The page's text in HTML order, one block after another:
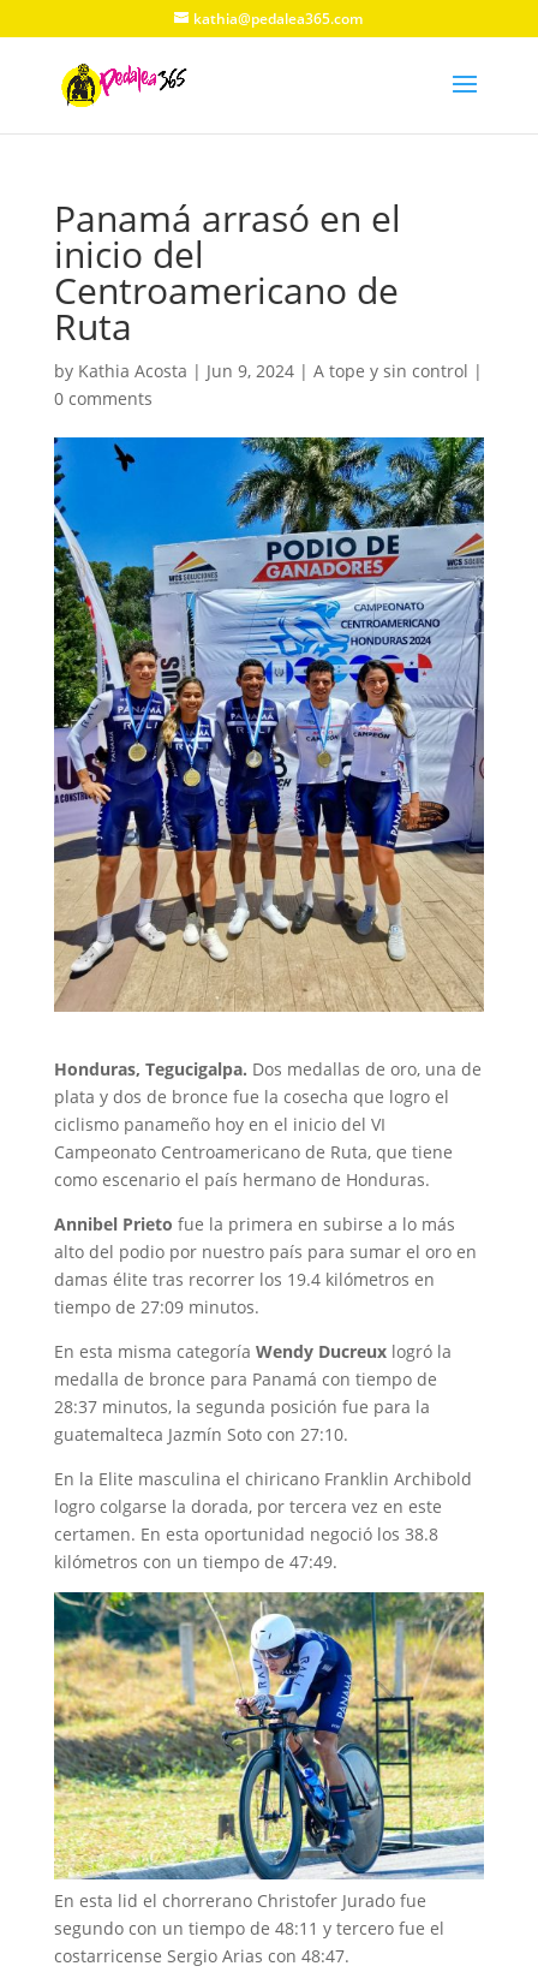
kathia@pedalea365.com
Panamá arrasó en el
inicio del
Centroamericano de
Ruta
by Kathia Acosta | Jun 9, 2024| A tope y sin control |
0 comments
Honduras, Tegucigalpa. Dos medallas de oro, una de
plata y dos de bronce fue la cosecha que logro el
ciclismo panameño hoy en el inicio del VI
Campeonato Centroamericano de Ruta, que tiene
como escenario el país hermano de Honduras.
Annibel Prieto fue la primera en subirse a lo más
alto del podio por nuestro país para sumar el oro en
damas élite tras recorrer los 19.4 kilómetros en
tiempo de 27:09 minutos.
En esta misma categoría Wendy Ducreuxlogró la
medalla de bronce para Panamá con tiempo de
28:37 minutos, la segunda posición fue para la
guatemalteca Jazmín Soto con 27:10.
En la Elite masculina el chiricano Franklin Archibold
logro colgarse la dorada, por tercera vez en este
certamen. En esta oportunidad negoció los 38.8
kilómetros con un tiempo de 47:49.
En esta lid el chorrerano Christofer Jurado fue
segundo con un tiempo de 48:11 y tercero fue el
costarricense Sergio Arias con 48:47.